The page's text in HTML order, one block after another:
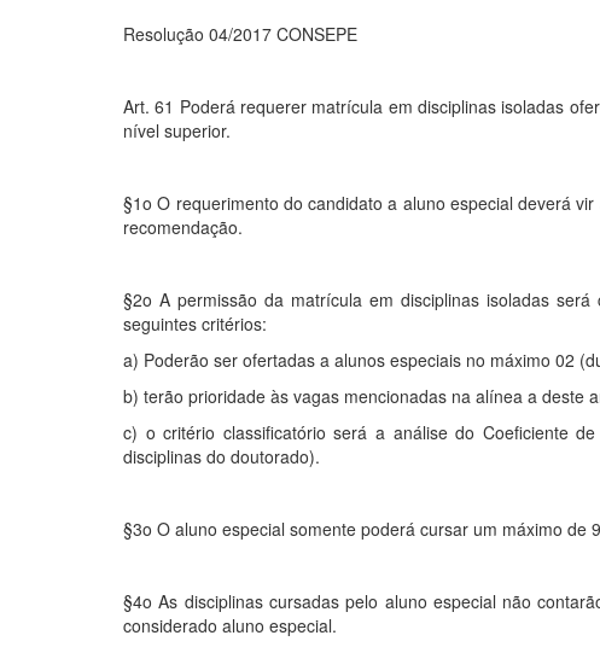
Resolução 04/2017 CONSEPE
Art. 61 Poderá requerer matrícula em disciplinas isoladas
nível superior.
§1o O requerimento do candidato a aluno especial deverá
recomendação.
§2o A permissão da matrícula em disciplinas isoladas
seguintes critérios:
a) Poderão ser ofertadas a alunos especiais no máximo 02
b) terão prioridade às vagas mencionadas na alínea a deste
c) o critério classificatório será a análise do Coeficiente
disciplinas do doutorado).
§3o O aluno especial somente poderá cursar um máximo
§4o As disciplinas cursadas pelo aluno especial não
considerado aluno especial.